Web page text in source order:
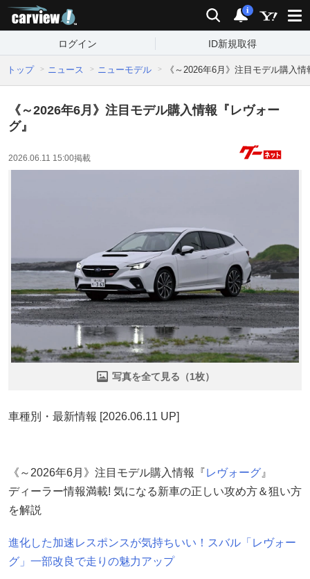
検索 通知
i
ログイン ID新規取得
トップ ニュース ニューモデル 《～2026年6月》注目モデル購入
《～2026年6月》注目モデル購入情報『レヴォー
グ』
2026.06.11 15:00掲載
写真を全て見る（1枚）
車種別・最新情報 [2026.06.11 UP]
《～2026年6月》注目モデル購入情報『レヴォーグ 』
ディーラー情報満載! 気になる新車の正しい攻め方＆狙い方
を解説
進化した加速レスポンスが気持ちいい！スバル「レヴォー
グ」一部改良で走りの魅力アップ